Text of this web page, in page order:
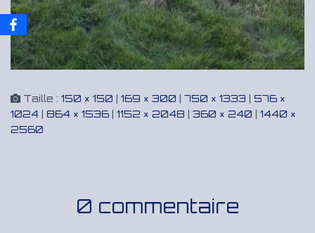
Taille : 150 × 150 | 169 × 300 | 750 × 1333 | 576 ×
1024 | 864 × 1536 | 1152 × 2048 | 360 × 240 | 1440 ×
2560
0 commentaire